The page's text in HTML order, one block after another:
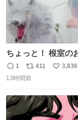
ちょっと！ 根室の
返
信
1
リ
ポ
ト
数
411
い
数
3,836
13時間前